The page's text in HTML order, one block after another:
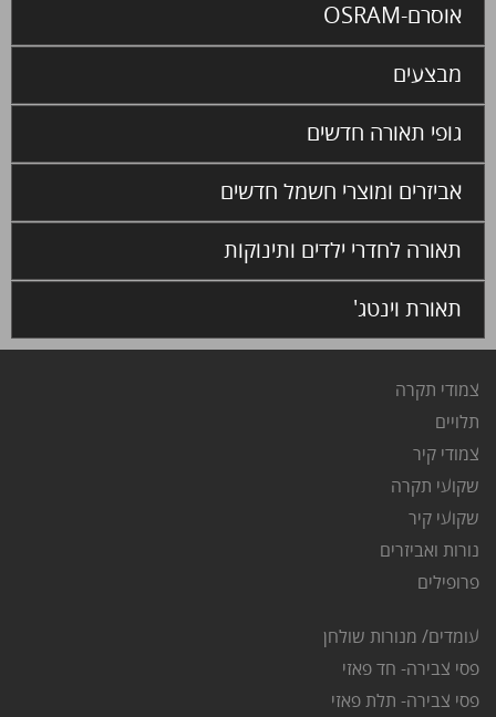
אוסרם-OSRAM
מבצעים
גופי תאורה חדשים
אביזרים ומוצרי חשמל חדשים
תאורה לחדרי ילדים ותינוקות
תאורת וינטג'
צמודי תקרה
תלויים
צמודי קיר
שקועי תקרה
שקועי קיר
נורות ואביזרים
פרופילים
עומדים/ מנורות שולחן
פסי צבירה- חד פאזי
פסי צבירה- תלת פאזי